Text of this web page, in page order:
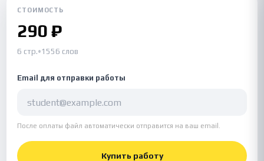
СТОИМОСТЬ
290 ₽
6 стр.•1556 слов
Email для отправки работы
После оплаты файл автоматически отправится на ваш email.
Купить работу